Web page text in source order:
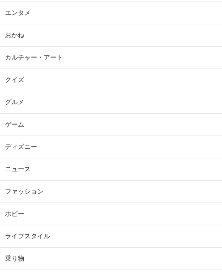
エンタメ
おかね
カルチャー・アート
クイズ
グルメ
ゲーム
ディズニー
ニュース
ファッション
ホビー
ライフスタイル
乗り物